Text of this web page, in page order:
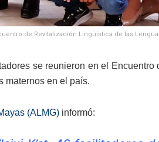
de Revitalización Lingüística de las
se reunieron en el
maternos en el país.
(ALMG) informó: